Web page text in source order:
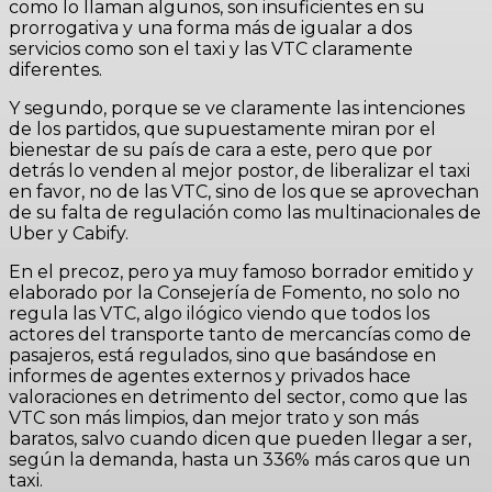
como lo llaman algunos, son insuficientes en su
prorrogativa y una forma más de igualar a dos
servicios como son el taxi y las VTC claramente
diferentes.
Y segundo, porque se ve claramente las intenciones
de los partidos, que supuestamente miran por el
bienestar de su país de cara a este, pero que por
detrás lo venden al mejor postor, de liberalizar el taxi
en favor, no de las VTC, sino de los que se aprovechan
de su falta de regulación como las multinacionales de
Uber y Cabify.
En el precoz, pero ya muy famoso borrador emitido y
elaborado por la Consejería de Fomento, no solo no
regula las VTC, algo ilógico viendo que todos los
actores del transporte tanto de mercancías como de
pasajeros, está regulados, sino que basándose en
informes de agentes externos y privados hace
valoraciones en detrimento del sector, como que las
VTC son más limpios, dan mejor trato y son más
baratos, salvo cuando dicen que pueden llegar a ser,
según la demanda, hasta un 336% más caros que un
taxi.